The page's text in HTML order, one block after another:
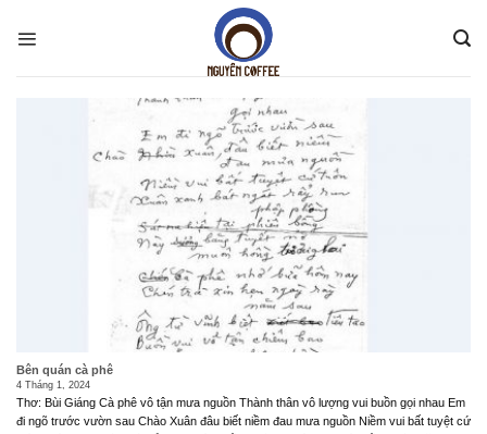
Bên quán cà phê
4 Tháng 1, 2024
Thơ: Bùi Giáng Cà phê vô tận mưa nguồn Thành thân vô lượng vui buồn gọi nhau Em
đi ngõ trước vườn sau Chào Xuân đâu biết niềm đau mưa nguồn Niềm vui bất tuyệt cứ